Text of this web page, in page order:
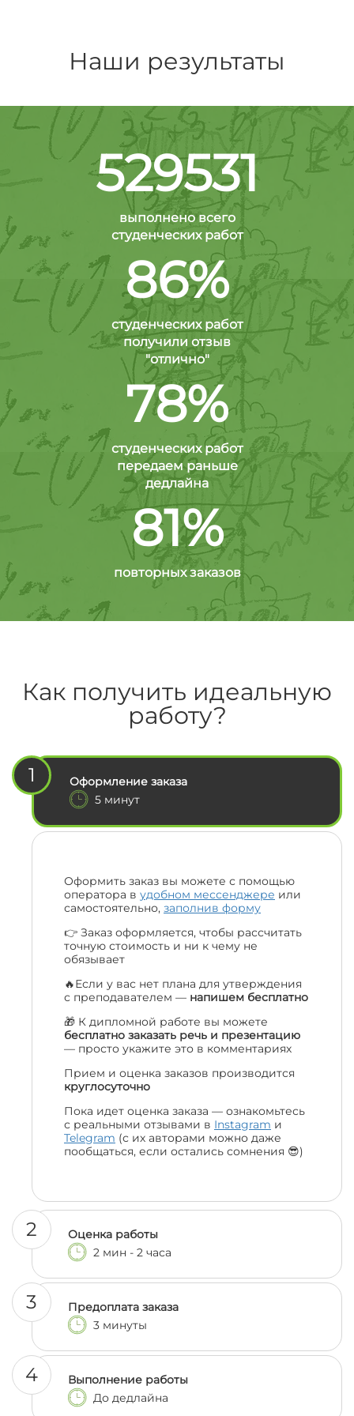
Наши результаты
529531
выполнено всего
студенческих работ
86%
студенческих работ
получили отзыв
"отлично"
78%
студенческих работ
передаем раньше
дедлайна
81%
повторных заказов
Как получить идеальную
работу?
1
Оформление заказа
5 минут
Оформить заказ вы можете с помощью
оператора в удобном мессенджере или
самостоятельно, заполнив форму
👉 Заказ оформляется, чтобы рассчитать
точную стоимость и ни к чему не
обязывает
🔥Если у вас нет плана для утверждения
с преподавателем — напишем бесплатно
🎁 К дипломной работе вы можете
бесплатно заказать речь и презентацию
— просто укажите это в комментариях
Прием и оценка заказов производится
круглосуточно
Пока идет оценка заказа — ознакомьтесь
с реальными отзывами в Instagram и
Telegram (с их авторами можно даже
пообщаться, если остались сомнения 😎)
2
Оценка работы
2 мин - 2 часа
3
Предоплата заказа
3 минуты
4
Выполнение работы
До дедлайна